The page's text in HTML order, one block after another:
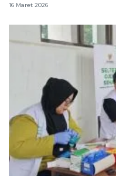
16 Maret 2026